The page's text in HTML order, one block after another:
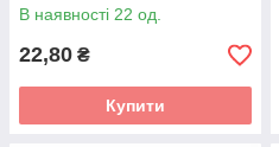
В наявності 22 од.
22,80 ₴
Купити